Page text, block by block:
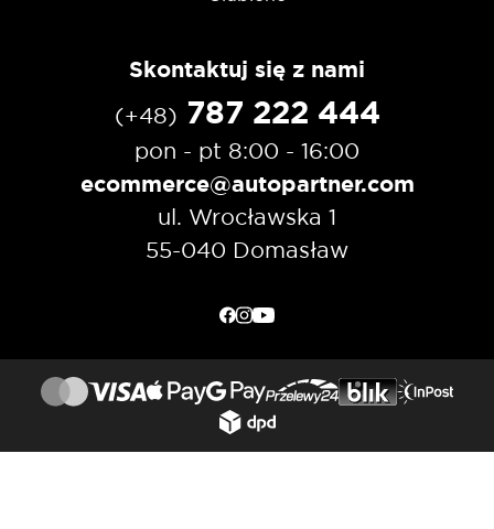
Skontaktuj się z nami
(+48) 787 222 444
pon - pt 8:00 - 16:00
ecommerce@autopartner.com
ul. Wrocławska 1
55-040 Domasław